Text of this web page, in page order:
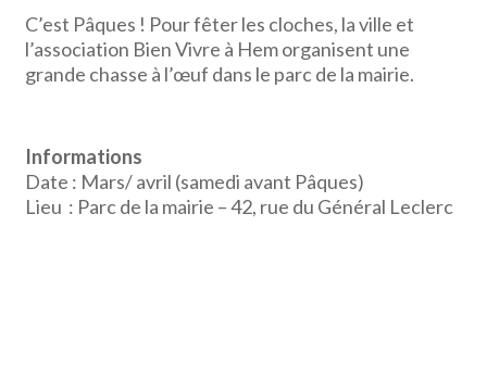
C’est Pâques ! Pour fêter les cloches, la ville et
l’association Bien Vivre à Hem organisent une
grande chasse à l’œuf dans le parc de la mairie.
Informations
Date : Mars/ avril (samedi avant Pâques)
Lieu : Parc de la mairie – 42, rue du Général Leclerc